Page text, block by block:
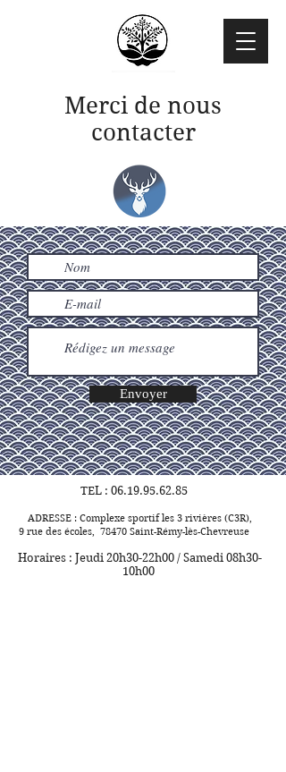
Merci de nous
contacter
Envoyer
TEL : 06.19.95.62.85
ADRESSE : Complexe sportif les 3 rivières (C3R),
9 rue des écoles, 78470 Saint-Rémy-lès-Chevreuse
Horaires : Jeudi 20h30-22h00 / Samedi 08h30-
10h00